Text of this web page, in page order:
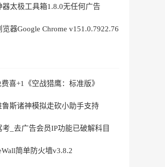
器太极工具箱1.8.0无任何广告
览器Google Chrome v151.0.7922.76
喜+1《空战猎鹰：标准版》
鲁斯诸神模拟走砍小助手支持
考_去广告会员IP功能已破解科目
简单防火墙v3.8.2